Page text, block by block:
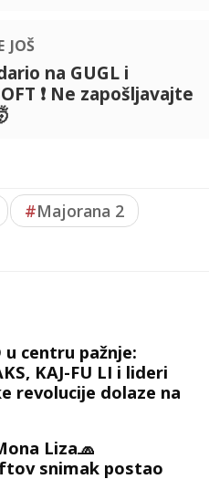
još
na GUGL i
❗ Ne zapošljavajte
#Majorana 2
u centru pažnje:
KAJ-FU LI i lideri
revolucije dolaze na
FORUM 🤖⚙️💻🌐💡
Liza🧢
snimak postao